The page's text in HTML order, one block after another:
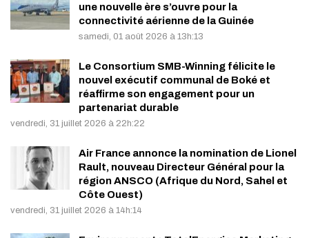
une nouvelle ère s’ouvre pour la
connectivité aérienne de la Guinée
samedi, 01 août 2026 à 13h:13
Le Consortium SMB-Winning félicite le
nouvel exécutif communal de Boké et
réaffirme son engagement pour un
partenariat durable
vendredi, 31 juillet 2026 à 22h:22
Air France annonce la nomination de Lionel
Rault, nouveau Directeur Général pour la
région ANSCO (Afrique du Nord, Sahel et
Côte Ouest)
vendredi, 31 juillet 2026 à 14h:14